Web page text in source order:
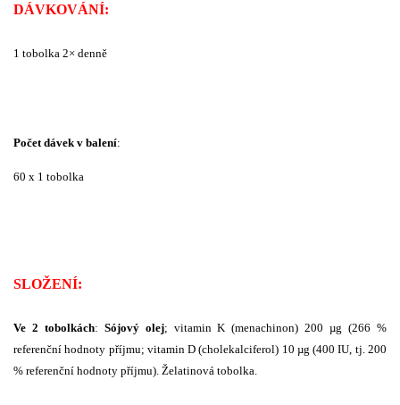
DÁVKOVÁNÍ:
1 tobolka 2× denně
Počet dávek v balení:
60 x 1 tobolka
SLOŽENÍ:
Ve 2 tobolkách: Sójový olej; vitamin K (menachinon) 200 µg (266 %
referenční hodnoty příjmu; vitamin D (cholekalciferol) 10 µg (400 IU, tj. 200
% referenční hodnoty příjmu). Želatinová tobolka.